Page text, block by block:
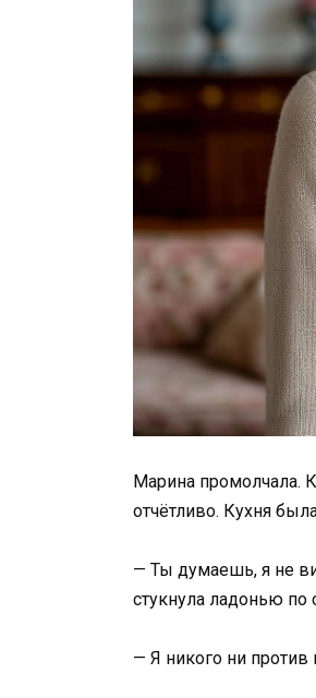
Марина промолчала.
отчётливо. Кухня
— Ты думаешь, я не
стукнула ладонью по
— Я никого ни против